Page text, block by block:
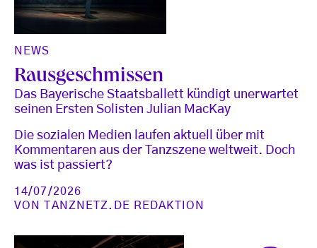
NEWS
Rausgeschmissen
Das Bayerische Staatsballett kündigt unerwartet
seinen Ersten Solisten Julian MacKay
Die sozialen Medien laufen aktuell über mit
Kommentaren aus der Tanzszene weltweit. Doch
was ist passiert?
14/07/2026
VON
TANZNETZ.DE REDAKTION